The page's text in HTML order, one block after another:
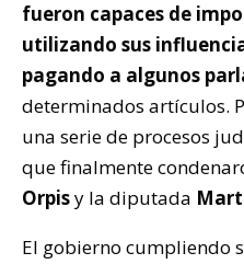
fueron capaces de
utilizando sus
pagando a algunos
determinados artículos.
una serie de procesos
que finalmente
Orpisy la diputada
El gobierno cumpliendo